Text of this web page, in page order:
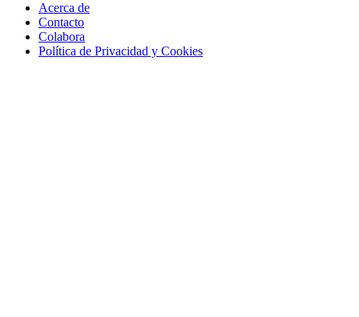
Acerca de
Contacto
Colabora
Política de Privacidad y Cookies